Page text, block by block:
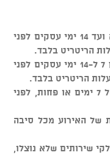
הזמנה שתבוטל (בכתב) מרגע ההזמנה ועד 14 ימי עסקים לפני
הזמנה שתבוטל (בכתב) בטווח של בין 7 ל-14 ימי עסקים לפני
לא ניתן לבטל כרטיסים בטווח זמן של 7 ימים או פחות, לפני
של האירוע מכל סיבה
שירותים שלא נוצלו,